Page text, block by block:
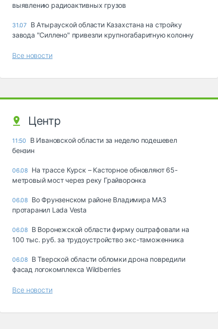
выявлению радиоактивных грузов
31.07
В Атырауской области Казахстана на стройку
завода "Силлено" привезли крупногабаритную колонну
Все новости
Центр
11:50
В Ивановской области за неделю подешевел
бензин
06.08 На трассе Курск – Касторное обновляют 65-
метровый мост через реку Грайворонка
06.08 Во Фрунзенском районе Владимира МАЗ
протаранил Lada Vesta
06.08 В Воронежской области фирму оштрафовали на
100 тыс. руб. за трудоустройство экс-таможенника
06.08 В Тверской области обломки дрона повредили
фасад логокомплекса Wildberries
Все новости